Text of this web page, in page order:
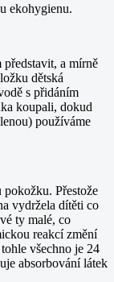
ekohygienu.
a mírně
dětská
s přidáním
koupali, dokud
používáme
Přestože
vydržela dítěti co
ty malé, co
reakcí změní
všechno je 24
absorbování látek